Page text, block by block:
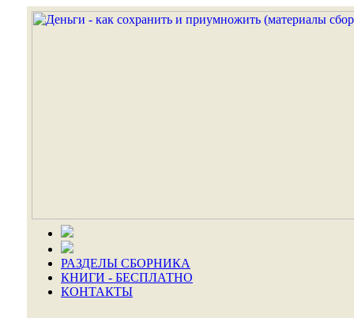
РАЗДЕЛЫ СБОРНИКА
КНИГИ - БЕСПЛАТНО
КОНТАКТЫ